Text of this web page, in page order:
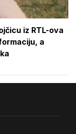
iz RTL-ova
a